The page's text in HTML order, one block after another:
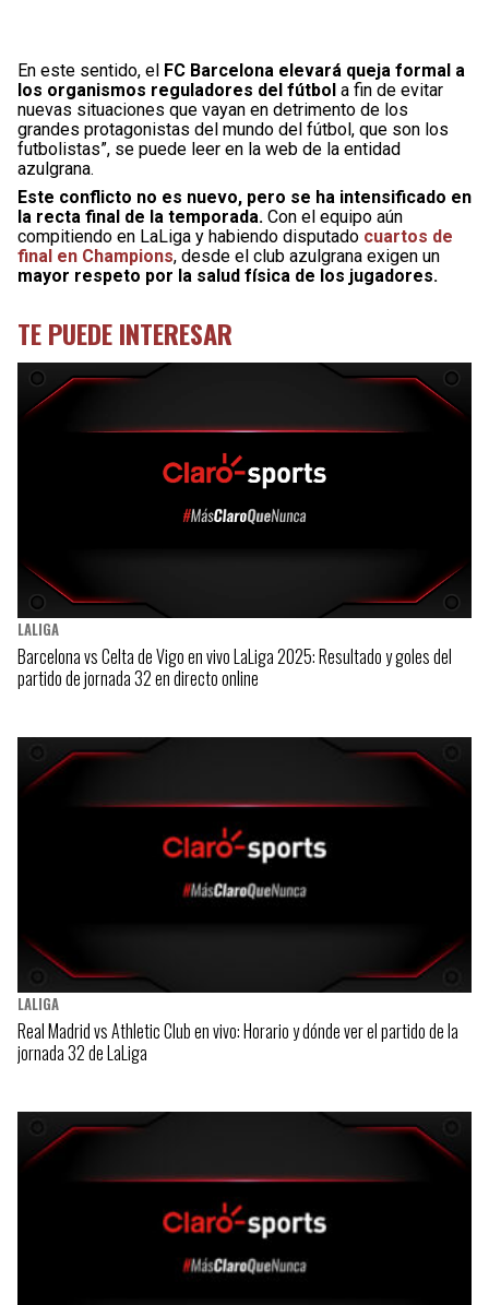
En este sentido, el FC Barcelona elevará queja formal a
los organismos reguladores del fútbol a fin de evitar
nuevas situaciones que vayan en detrimento de los
grandes protagonistas del mundo del fútbol, ​​que son los
futbolistas”, se puede leer en la web de la entidad
azulgrana.
Este conflicto no es nuevo, pero se ha intensificado en
la recta final de la temporada. Con el equipo aún
compitiendo en LaLiga y habiendo disputado cuartos de
final en Champions, desde el club azulgrana exigen un
mayor respeto por la salud física de los jugadores.
TE PUEDE INTERESAR
LALIGA
Barcelona vs Celta de Vigo en vivo LaLiga 2025: Resultado y goles del
partido de jornada 32 en directo online
LALIGA
Real Madrid vs Athletic Club en vivo: Horario y dónde ver el partido de la
jornada 32 de LaLiga